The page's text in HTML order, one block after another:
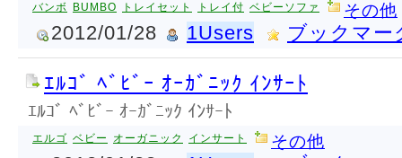
バンボ BUMBO トレイセット トレイ付 ベビーソファ その他
2012/01/28 1Users ブックマー
ｴﾙｺﾞ ﾍﾞﾋﾞｰ ｵｰｶﾞﾆｯｸ ｲﾝｻｰﾄ
ｴﾙｺﾞ ﾍﾞﾋﾞｰ ｵｰｶﾞﾆｯｸ ｲﾝｻｰﾄ
エルゴ ベビー オーガニック インサート その他